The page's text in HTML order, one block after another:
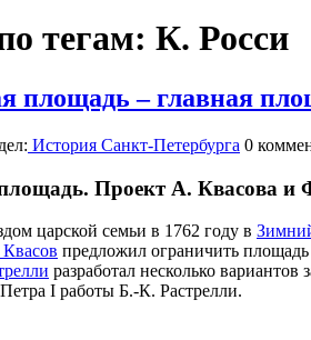
тегам: К. Росси
площадь – главная
История Санкт-Петербурга 0
Проект А. Квасова и
царской семьи в 1762 году в
предложил ограничить
разработал несколько вариантов
I работы Б.-К. Растрелли.